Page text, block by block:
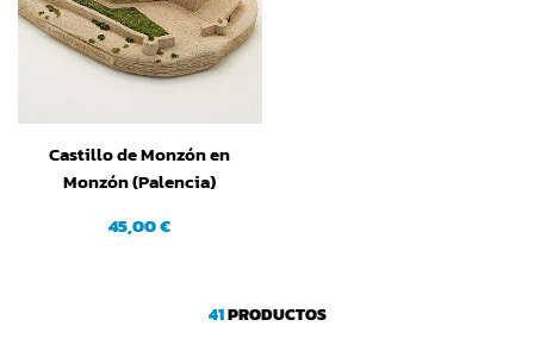
Castillo de Monzón en
Monzón (Palencia)
45,00 €
41PRODUCTOS